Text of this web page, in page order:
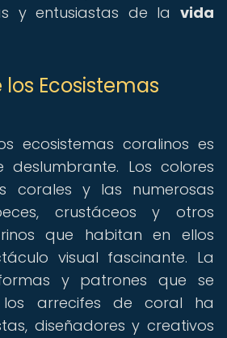
y entusiastas de la vida
los Ecosistemas
ecosistemas coralinos es
deslumbrante. Los colores
corales y las numerosas
crustáceos y otros
que habitan en ellos
visual fascinante. La
y patrones que se
los arrecifes de coral ha
diseñadores y creativos